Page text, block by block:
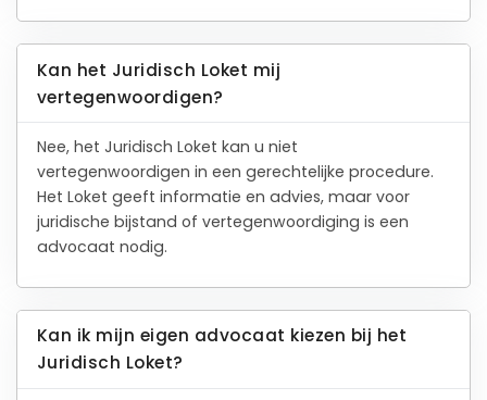
Kan het Juridisch Loket mij
vertegenwoordigen?
Nee, het Juridisch Loket kan u niet
vertegenwoordigen in een gerechtelijke procedure.
Het Loket geeft informatie en advies, maar voor
juridische bijstand of vertegenwoordiging is een
advocaat nodig.
Kan ik mijn eigen advocaat kiezen bij het
Juridisch Loket?